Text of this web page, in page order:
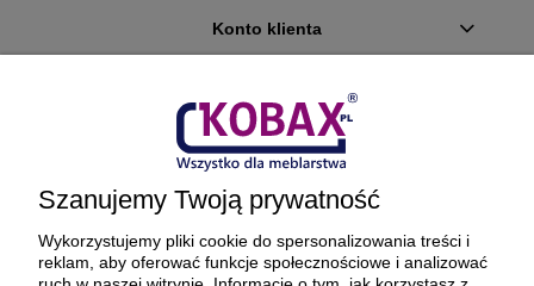
Konto klienta
Płatności i dostawa
Ciekawostki
O firmie
Szanujemy Twoją prywatność
Wykorzystujemy pliki cookie do spersonalizowania treści i
reklam, aby oferować funkcje społecznościowe i analizować